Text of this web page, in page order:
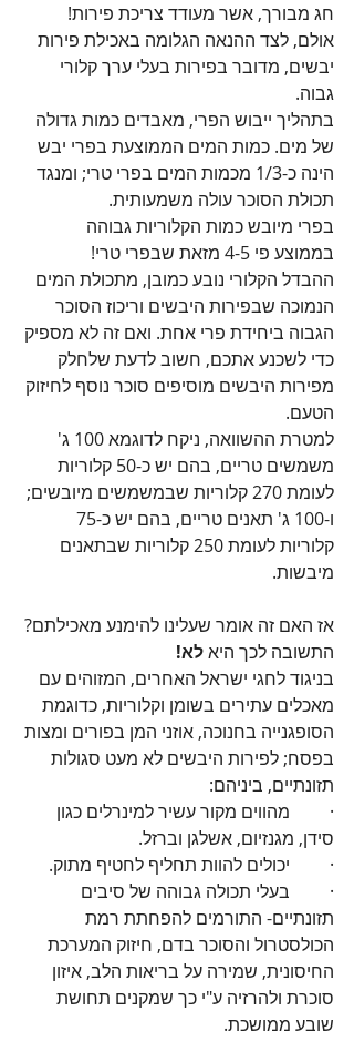
חג מבורך, אשר מעודד צריכת פירות!
אולם, לצד ההנאה הגלומה באכילת פירות
יבשים, מדובר בפירות בעלי ערך קלורי
גבוה.
בתהליך ייבוש הפרי, מאבדים כמות גדולה
של מים. כמות המים הממוצעת בפרי יבש
הינה כ-1/3 מכמות המים בפרי טרי; ומנגד
תכולת הסוכר עולה משמעותית.
בפרי מיובש כמות הקלוריות גבוהה
בממוצע פי 4-5 מזאת שבפרי טרי!
ההבדל הקלורי נובע כמובן, מתכולת המים
הנמוכה שבפירות היבשים וריכוז הסוכר
הגבוה ביחידת פרי אחת. ואם זה לא מספיק
כדי לשכנע אתכם, חשוב לדעת שלחלק
מפירות היבשים מוסיפים סוכר נוסף לחיזוק
הטעם.
למטרת ההשוואה, ניקח לדוגמא 100 ג'
משמשים טריים, בהם יש כ-50 קלוריות
לעומת 270 קלוריות שבמשמשים מיובשים;
קלוריות לעומת 250 קלוריות שבתאנים
מיבשות.
אז האם זה אומר שעלינו להימנע מאכילתם?
התשובה לכך היא לא!
בניגוד לחגי ישראל האחרים, המזוהים עם
מאכלים עתירים בשומן וקלוריות, כדוגמת
הסופגנייה בחנוכה, אוזני המן בפורים ומצות
בפסח; לפירות היבשים לא מעט סגולות
תזונתיים, ביניהם:
·         מהווים מקור עשיר למינרלים כגון
סידן, מגנזיום, אשלגן וברזל.
·         יכולים להוות תחליף לחטיף מתוק.
·         בעלי תכולה גבוהה של סיבים
תזונתיים- התורמים להפחתת רמת
הכולסטרול והסוכר בדם, חיזוק המערכת
החיסונית, שמירה על בריאות הלב, איזון
סוכרת ולהרזיה ע"י כך שמקנים תחושת
שובע ממושכת.